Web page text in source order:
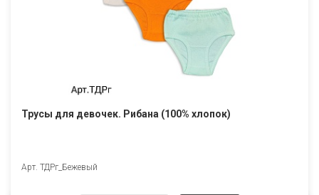
Трусы для девочек. Рибана (100% хлопок)
Арт. ТДРг_Бежевый